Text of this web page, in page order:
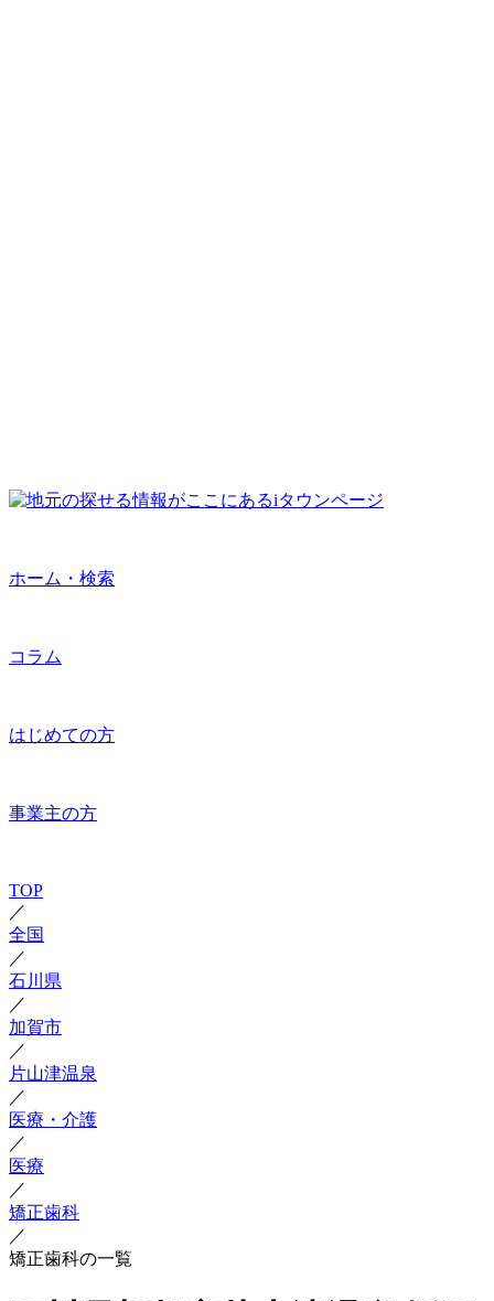
ホーム・検索
コラム
はじめての方
事業主の方
TOP
／
全国
／
石川県
／
加賀市
／
片山津温泉
／
医療・介護
／
医療
／
矯正歯科
／
矯正歯科の一覧